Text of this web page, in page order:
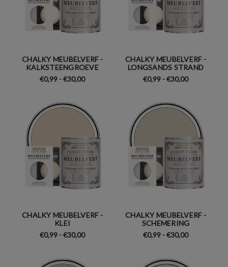
CHALKY MEUBELVERF -
KALKSTEENGROEVE
€0,99 - €30,00
CHALKY MEUBELVERF -
LONGSANDS STRAND
€0,99 - €30,00
CHALKY MEUBELVERF -
KLEI
€0,99 - €30,00
CHALKY MEUBELVERF -
SCHEMERING
€0,99 - €30,00